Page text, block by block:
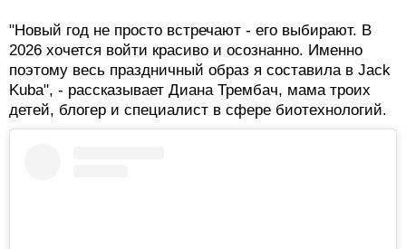
"Новый год не просто встречают - его выбирают. В
2026 хочется войти красиво и осознанно. Именно
поэтому весь праздничный образ я составила в Jack
Kuba", - рассказывает Диана Трембач, мама троих
детей, блогер и специалист в сфере биотехнологий.